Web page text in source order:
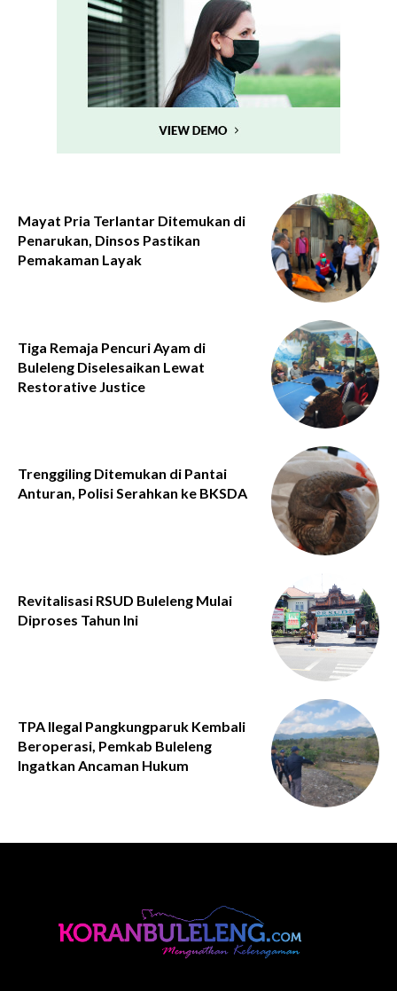
Mayat Pria Terlantar Ditemukan di
Penarukan, Dinsos Pastikan
Pemakaman Layak
Tiga Remaja Pencuri Ayam di
Buleleng Diselesaikan Lewat
Restorative Justice
Trenggiling Ditemukan di Pantai
Anturan, Polisi Serahkan ke BKSDA
Revitalisasi RSUD Buleleng Mulai
Diproses Tahun Ini
TPA Ilegal Pangkungparuk Kembali
Beroperasi, Pemkab Buleleng
Ingatkan Ancaman Hukum